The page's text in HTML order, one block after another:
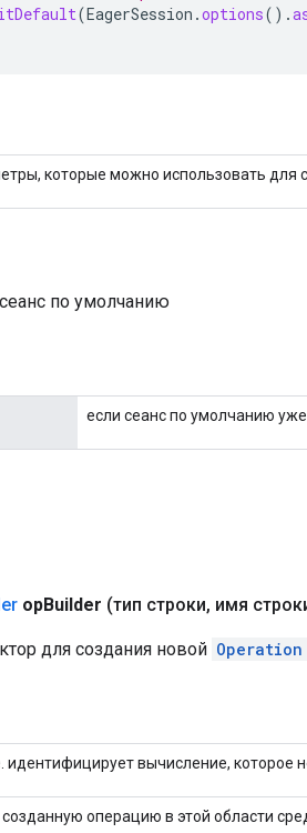
(EagerSession .options().
которые можно использовать для
по умолчанию
если сеанс по умолчанию
opBuilder (тип строки, имя
для создания новой Operation
идентифицирует вычисление, которое
операцию в этой области